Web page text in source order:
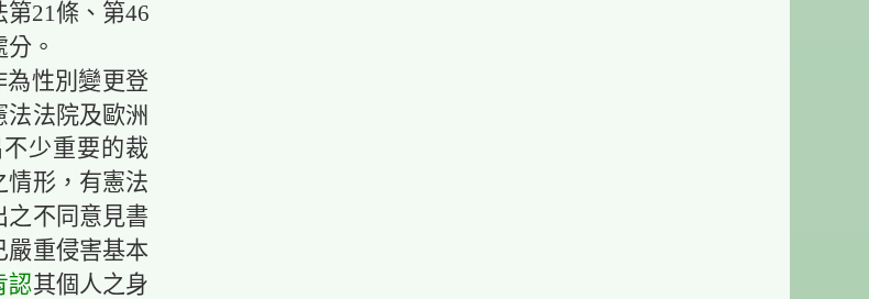
21條、第46
。
為性別變更登
法法院及歐洲
少重要的裁
情形，有憲法
之不同意見書
嚴重侵害基本
認其個人之身